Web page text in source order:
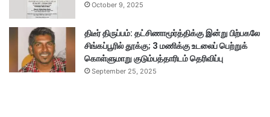
October 9, 2025
திடீர் திருப்பம்: தட்சிணாமூர்த்திக்கு இன்று பிற்பகலே
சிங்கப்பூரில் தூக்கு; 3 மணிக்கு உடலைப் பெற்றுக்
கொள்ளுமாறு குடும்பத்தாரிடம் தெரிவிப்பு
September 25, 2025